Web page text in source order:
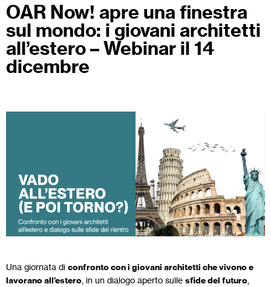
OAR Now! apre una finestra
sul mondo: i giovani architetti
all’estero – Webinar il 14
dicembre
Una giornata di confronto con i giovani architetti che vivono e
lavorano all’estero , in un dialogo aperto sulle sfide del futuro